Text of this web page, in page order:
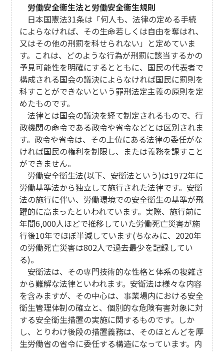
労働安全衛生法と労働安全衛生規則
日本国憲法31条は「何人も、法律の定める手続
によらなければ、その生命若しくは自由を奪はれ、
又はその他の刑罰を科せられない」と定めていま
す。これは、どのような行為が刑罰に該当するかの
予見可能性を明確にするとともに、国民の代表者で
構成される国会の議決によらなければ国民に罰則を
科すことができないという罪刑法定主義の原則を定
めたものです。
法律とは国会の議決を経て制定されるもので、行
政機関の命令である政令や省令などとは区別されま
す。政令や省令は、その上位にある法律の委任がな
ければ国民の権利を制限し、または義務を課すこと
ができません。
労働安全衛生法(以下、安衛法という)は1972年に
労働基準法から独立して施行された法律です。安衛
法の施行に伴い、労働環境での安全衛生の基準が飛
躍的に高まったといわれています。実際、施行前に
年間6,000人ほどで推移していた労働死亡災害が施
行後10年でほぼ半減しています(ちなみに、2020年
の労働死亡災害は802人で過去最少を記録してい
る)。
安衛法は、その専門技術的な性格と体系の複雑さ
から難解な法律といわれます。安衛法は様々な内容
を含みますが、その中心は、事業場内における安全
衛生管理体制の確立と、個別的な危険有害対象に対
する安全衛生措置の実施に関するものです。しか
し、とりわけ後段の措置義務は、そのほとんどを厚
生労働省の省令に委任する構造になっています。内